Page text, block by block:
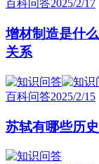
百科问答2025/2/17
增材制造是什
关系
百科问答2025/2/15
苏轼有哪些历